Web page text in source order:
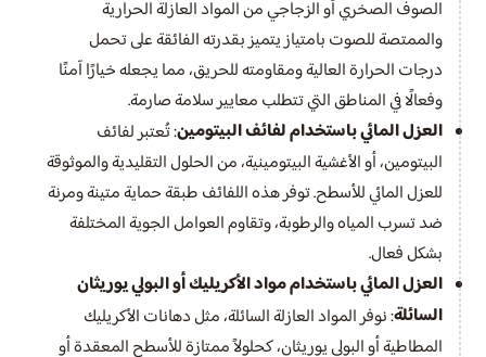
الصوف الصخري أو الزجاجي من المواد العازلة الحرارية
والممتصة للصوت بامتياز يتميز بقدرته الفائقة على تحمل
درجات الحرارة العالية ومقاومته للحريق، مما يجعله خيارًا آمنًا
وفعالًا في المناطق التي تتطلب معايير سلامة صارمة.
العزل المائي باستخدام لفائف البيتومين: تُعتبر لفائف
البيتومين، أو الأغشية البيتومينية، من الحلول التقليدية والموثوقة
للعزل المائي للأسطح. توفر هذه اللفائف طبقة حماية متينة ومرنة
ضد تسرب المياه والرطوبة، وتقاوم العوامل الجوية المختلفة
بشكل فعال.
العزل المائي باستخدام مواد الأكريليك أو البولي يوريثان
السائلة: نوفر المواد العازلة السائلة، مثل دهانات الأكريليك
المطاطية أو البولي يوريثان، كحلولاً ممتازة للأسطح المعقدة أو